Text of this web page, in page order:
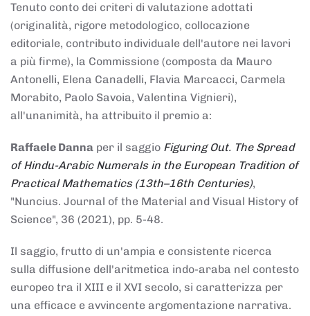
Tenuto conto dei criteri di valutazione adottati
(originalità, rigore metodologico, collocazione
editoriale, contributo individuale dell'autore nei lavori
a più firme), la Commissione (composta da Mauro
Antonelli, Elena Canadelli, Flavia Marcacci, Carmela
Morabito, Paolo Savoia, Valentina Vignieri),
all'unanimità, ha attribuito il premio a:
Raffaele Danna per il saggio Figuring Out. The Spread
of Hindu-Arabic Numerals in the European Tradition of
Practical Mathematics (13th–16th Centuries),
"Nuncius. Journal of the Material and Visual History of
Science", 36 (2021), pp. 5-48.
Il saggio, frutto di un'ampia e consistente ricerca
sulla diffusione dell'aritmetica indo-araba nel contesto
europeo tra il XIII e il XVI secolo, si caratterizza per
una efficace e avvincente argomentazione narrativa.